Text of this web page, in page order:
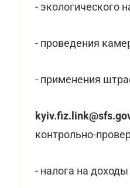
- экологического
- проведения
- применения
контрольно-
- налога на